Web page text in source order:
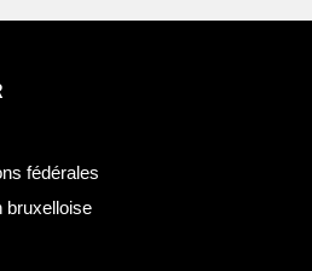
fédérales
bruxelloise